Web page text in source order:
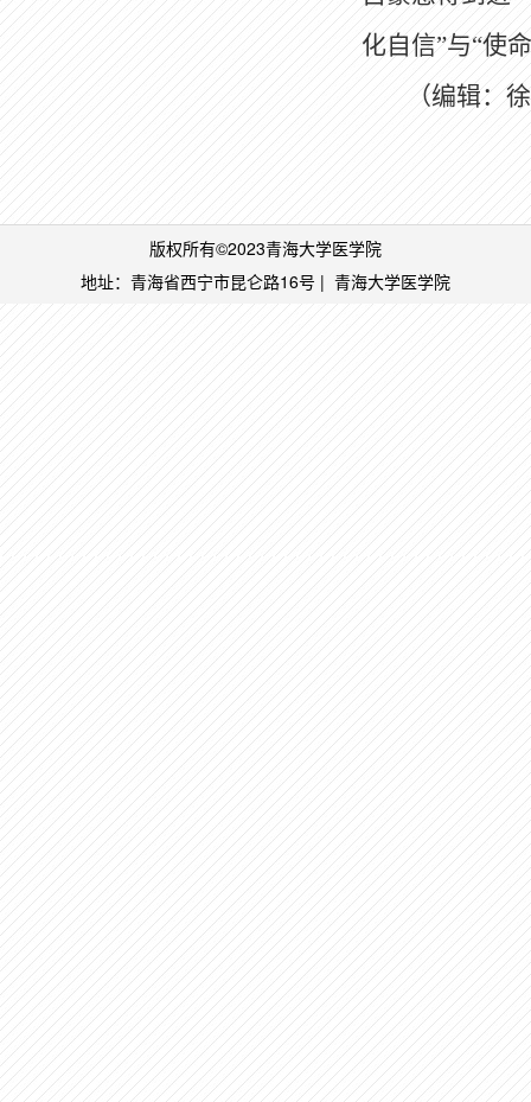
化自信”与“使
（编辑：
版权所有©2023青海大学医学院
地址：青海省西宁市昆仑路16号 | 青海大学医学院